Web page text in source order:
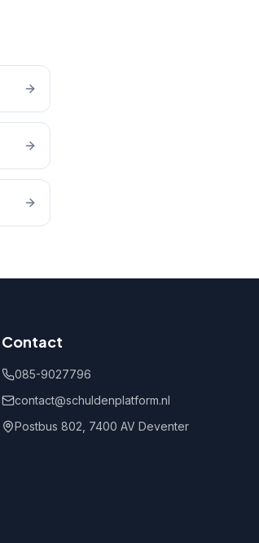
Contact
085-9027796
contact@schuldenplatform.nl
Postbus 802, 7400 AV Deventer